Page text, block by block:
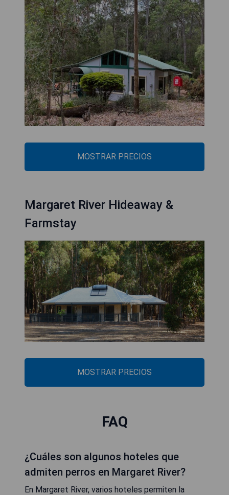
MOSTRAR PRECIOS
Margaret River Hideaway &
Farmstay
MOSTRAR PRECIOS
FAQ
¿Cuáles son algunos hoteles que
admiten perros en Margaret River?
En Margaret River, varios hoteles permiten la